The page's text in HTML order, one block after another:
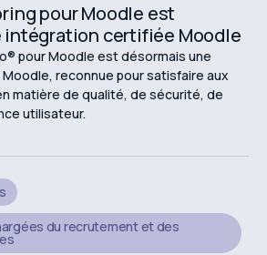
pour Moodle est
intégration certifiée Moodle
pour Moodle est désormais une
reconnue pour satisfaire aux
matière de qualité, de sécurité, de
utilisateur.
du recrutement et des